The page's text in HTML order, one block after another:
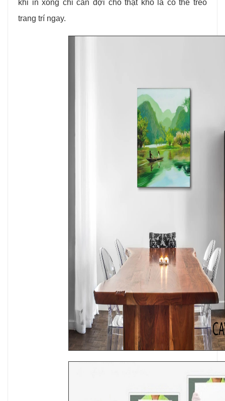
khi in xong chỉ cần đợi cho thật khô là có thể treo
trang trí ngay.